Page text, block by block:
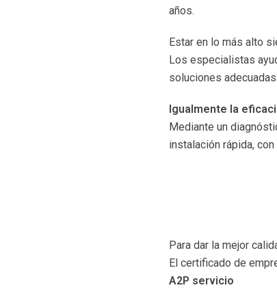
años.
Estar en lo más alto
Los especialistas
soluciones adecuadas.
Igualmente la
Mediante un
instalación rápida,
Para dar la mejor
El certificado de
A2P servicio